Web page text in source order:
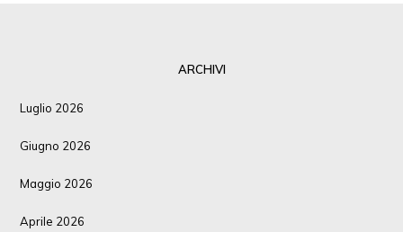
ARCHIVI
Luglio 2026
Giugno 2026
Maggio 2026
Aprile 2026